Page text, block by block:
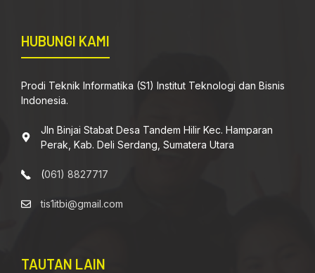
HUBUNGI KAMI
Prodi Teknik Informatika (S1) Institut Teknologi dan Bisnis
Indonesia.
Jln Binjai Stabat Desa Tandem Hilir Kec. Hamparan
Perak, Kab. Deli Serdang, Sumatera Utara
(061) 8827717
tis1itbi@gmail.com
TAUTAN LAIN